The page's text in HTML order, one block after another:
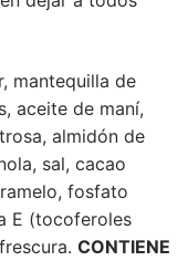
mantequilla de
aceite de maní,
almidón de
sal, cacao
fosfato
E (tocoferoles
CONTIENE